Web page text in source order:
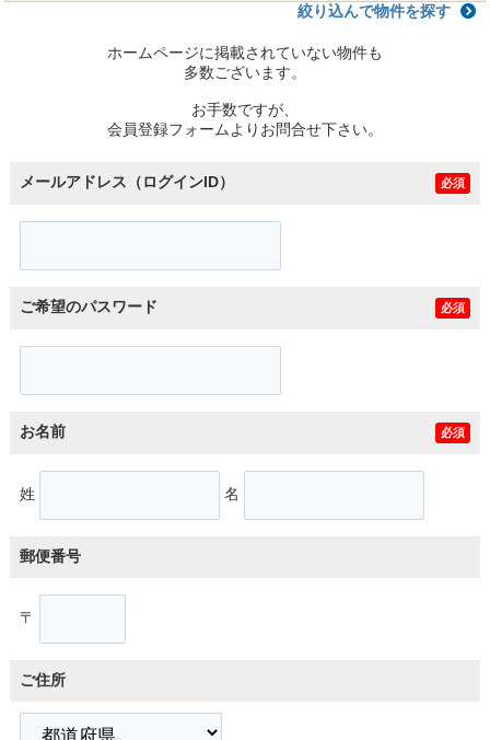
絞り込んで物件を探す
ホームページに掲載されていない物件も
多数ございます。
お手数ですが、
会員登録フォームよりお問合せ下さい。
メールアドレス（ログインID） 必須
ご希望のパスワード 必須
お名前 必須
姓 名
郵便番号
〒
ご住所